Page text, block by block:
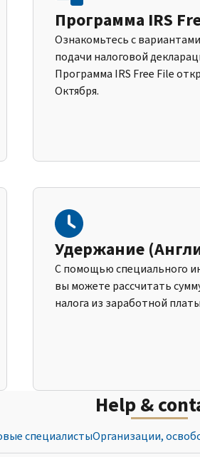
Программа IRS
Ознакомьтесь с
подачи налоговой
Программа IRS Free File
Октября.
Удержание
С помощью специального
вы можете рассчитать
налога из заработной
Help &
специалистыОрганизации,